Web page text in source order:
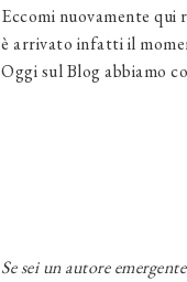
Eccomi nuovamente qui
è arrivato infatti il
Oggi sul Blog abbiamo
Se sei un autore